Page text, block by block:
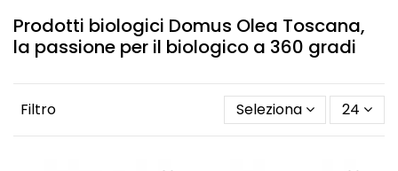
Prodotti biologici Domus Olea Toscana,
la passione per il biologico a 360 gradi
Filtro Seleziona 24